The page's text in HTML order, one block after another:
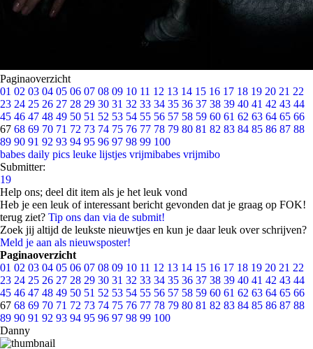
Paginaoverzicht
01 02 03 04 05 06 07 08 09 10 11 12 13 14 15 16 17 18 19 20 21 22
23 24 25 26 27 28 29 30 31 32 33 34 35 36 37 38 39 40 41 42 43 44
45 46 47 48 49 50 51 52 53 54 55 56 57 58 59 60 61 62 63 64 65 66
67 68 69 70 71 72 73 74 75 76 77 78 79 80 81 82 83 84 85 86 87 88
89 90 91 92 93 94 95 96 97 98 99 100
babes daily pics leuke lijstjes vrijmibabes vrijmibo
Submitter:
19
Help ons; deel dit item als je het leuk vond
Heb je een leuk of interessant bericht gevonden dat je graag op FOK!
terug ziet? Tip ons dan via de submit!
Zoek jij altijd de leukste nieuwtjes en kun je daar leuk over schrijven?
Meld je aan als nieuwsposter!
Paginaoverzicht
01 02 03 04 05 06 07 08 09 10 11 12 13 14 15 16 17 18 19 20 21 22
23 24 25 26 27 28 29 30 31 32 33 34 35 36 37 38 39 40 41 42 43 44
45 46 47 48 49 50 51 52 53 54 55 56 57 58 59 60 61 62 63 64 65 66
67 68 69 70 71 72 73 74 75 76 77 78 79 80 81 82 83 84 85 86 87 88
89 90 91 92 93 94 95 96 97 98 99 100
Danny